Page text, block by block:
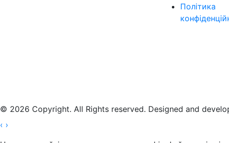
Політика
© 2026 Copyright. All Rights reserved. Designed and
‹ ›